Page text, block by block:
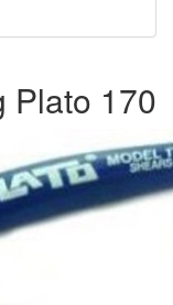
Plato 170